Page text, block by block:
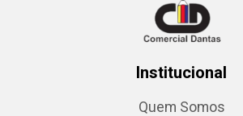
Institucional
Quem Somos